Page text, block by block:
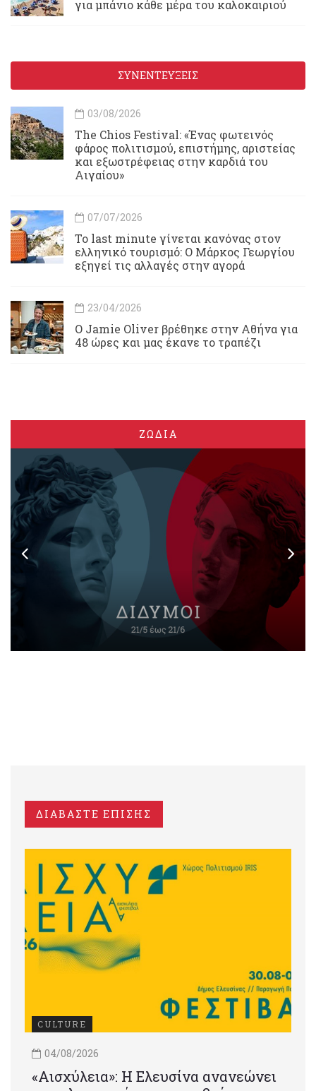
για μπάνιο κάθε μέρα του καλοκαιριού
ΣΥΝΕΝΤΕΥΞΕΙΣ
03/08/2026
Τhe Chios Festival: «Ένας φωτεινός
φάρος πολιτισμού, επιστήμης, αριστείας
και εξωστρέφειας στην καρδιά του
Αιγαίου»
07/07/2026
Το last minute γίνεται κανόνας στον
ελληνικό τουρισμό: Ο Μάρκος Γεωργίου
εξηγεί τις αλλαγές στην αγορά
23/04/2026
Ο Jamie Oliver βρέθηκε στην Αθήνα για
48 ώρες και μας έκανε το τραπέζι
ΖΩΔΙΑ
ΔΙΑΒΑΣΤΕ ΕΠΙΣΗΣ
CULTURE
04/08/2026
«Αισχύλεια»: Η Ελευσίνα ανανεώνει